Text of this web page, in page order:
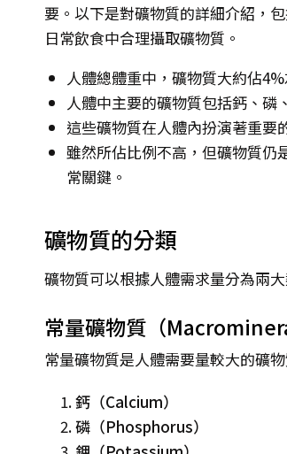
要。以下是對礦物質的詳細介紹，
日常飲食中合理攝取礦物質。
人體總體重中，礦物質大約佔4%
人體中主要的礦物質包括鈣、磷
這些礦物質在人體內扮演著重要
雖然所佔比例不高，但礦物質仍
常關鍵。
礦物質的分類
礦物質可以根據人體需求量分為兩
常量礦物質（
常量礦物質是人體需要量較大的礦物
鈣（Calcium）
磷（Phosphorus）